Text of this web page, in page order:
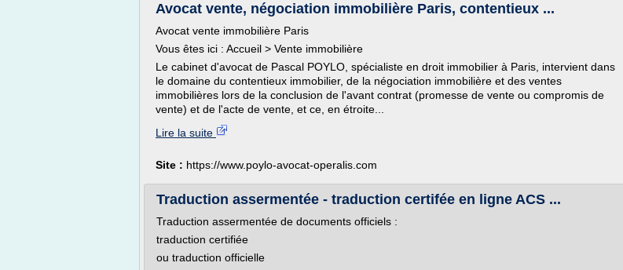
Avocat vente, négociation immobilière Paris, contentieux ...
Avocat vente immobilière Paris
Vous êtes ici : Accueil > Vente immobilière
Le cabinet d'avocat de Pascal POYLO, spécialiste en droit immobilier à Paris, intervient dans
le domaine du contentieux immobilier, de la négociation immobilière et des ventes
immobilières lors de la conclusion de l'avant contrat (promesse de vente ou compromis de
vente) et de l'acte de vente, et ce, en étroite...
Lire la suite
Site : https://www.poylo-avocat-operalis.com
Traduction assermentée - traduction certifée en ligne ACS ...
Traduction assermentée de documents officiels :
traduction certifiée
ou traduction officielle